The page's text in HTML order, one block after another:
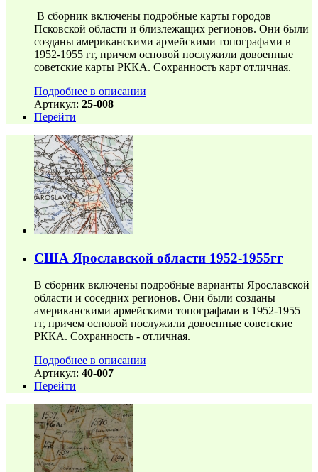
В сборник включены подробные карты городов
Псковской области и близлежащих регионов. Они были
созданы американскими армейскими топографами в
1952-1955 гг, причем основой послужили довоенные
советские карты РККА. Сохранность карт отличная.
Подробнее в описании
Артикул: 25-008
Перейти
США Ярославской области 1952-1955гг
В сборник включены подробные варианты Ярославской
области и соседних регионов. Они были созданы
американскими армейскими топографами в 1952-1955
гг, причем основой послужили довоенные советские
РККА. Сохранность - отличная.
Подробнее в описании
Артикул: 40-007
Перейти